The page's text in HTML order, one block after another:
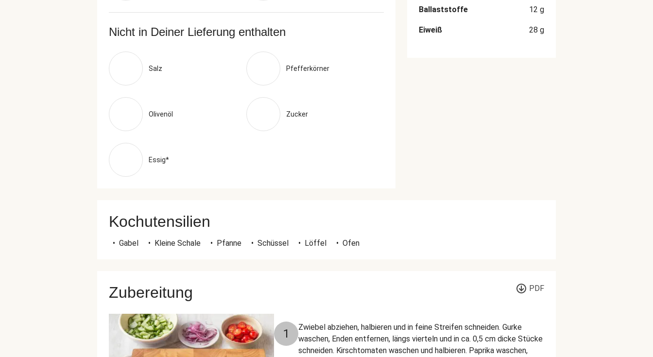
Nicht in Deiner Lieferung enthalten
Salz Pfefferkörner
Olivenöl Zucker
Essig*
Ballaststoffe 12 g
Eiweiß 28 g
Kochutensilien
• Gabel • Kleine Schale • Pfanne • Schüssel • Löffel • Ofen
Zubereitung PDF
1
Zwiebel abziehen, halbieren und in feine Streifen schneiden. Gurke
waschen, Enden entfernen, längs vierteln und in ca. 0,5 cm dicke Stücke
schneiden. Kirschtomaten waschen und halbieren. Paprika waschen,